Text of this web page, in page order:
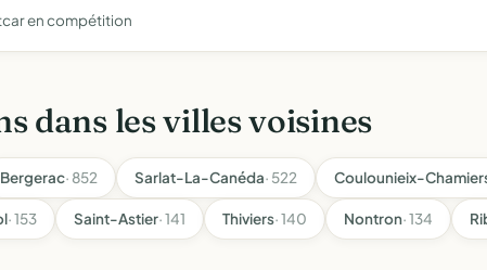
en compétition
dans les villes voisines
Bergerac· 852 Sarlat-La-Canéda· 522 Coulounieix-
· 153 Saint-Astier· 141 Thiviers· 140 Nontron· 134